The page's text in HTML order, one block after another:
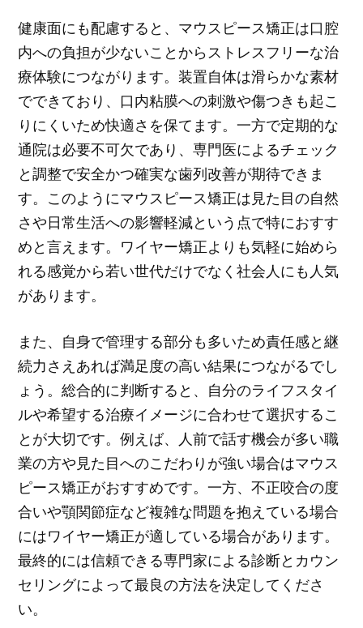
健康面にも配慮すると、マウスピース矯正は口腔
内への負担が少ないことからストレスフリーな治
療体験につながります。装置自体は滑らかな素材
でできており、口内粘膜への刺激や傷つきも起こ
りにくいため快適さを保てます。一方で定期的な
通院は必要不可欠であり、専門医によるチェック
と調整で安全かつ確実な歯列改善が期待できま
す。このようにマウスピース矯正は見た目の自然
さや日常生活への影響軽減という点で特におすす
めと言えます。ワイヤー矯正よりも気軽に始めら
れる感覚から若い世代だけでなく社会人にも人気
があります。
また、自身で管理する部分も多いため責任感と継
続力さえあれば満足度の高い結果につながるでし
ょう。総合的に判断すると、自分のライフスタイ
ルや希望する治療イメージに合わせて選択するこ
とが大切です。例えば、人前で話す機会が多い職
業の方や見た目へのこだわりが強い場合はマウス
ピース矯正がおすすめです。一方、不正咬合の度
合いや顎関節症など複雑な問題を抱えている場合
にはワイヤー矯正が適している場合があります。
最終的には信頼できる専門家による診断とカウン
セリングによって最良の方法を決定してくださ
い。